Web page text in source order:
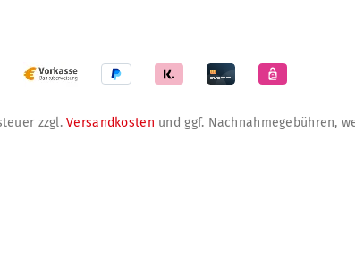
zzgl.Versandkosten und ggf. Nachnahmegebühren,